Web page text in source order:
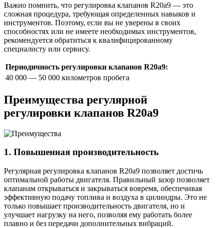
Важно помнить, что регулировка клапанов R20a9 — это
сложная процедура, требующая определенных навыков и
инструментов. Поэтому, если вы не уверены в своих
способностях или не имеете необходимых инструментов,
рекомендуется обратиться к квалифицированному
специалисту или сервису.
Периодичность регулировки клапанов R20a9:
40 000 — 50 000 километров пробега
Преимущества регулярной
регулировки клапанов R20a9
1. Повышенная производительность
Регулярная регулировка клапанов R20a9 позволяет достичь
оптимальной работы двигателя. Правильный зазор позволяет
клапанам открываться и закрываться вовремя, обеспечивая
эффективную подачу топлива и воздуха в цилиндры. Это не
только повышает производительность двигателя, но и
улучшает нагрузку на него, позволяя ему работать более
плавно и без передачи дополнительных вибраций.